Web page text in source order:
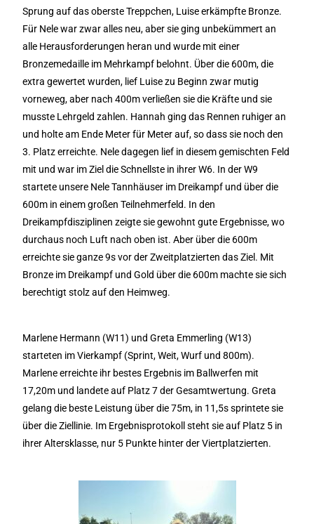
Sprung auf das oberste Treppchen, Luise erkämpfte Bronze.
Für Nele war zwar alles neu, aber sie ging unbekümmert an
alle Herausforderungen heran und wurde mit einer
Bronzemedaille im Mehrkampf belohnt. Über die 600m, die
extra gewertet wurden, lief Luise zu Beginn zwar mutig
vorneweg, aber nach 400m verließen sie die Kräfte und sie
musste Lehrgeld zahlen. Hannah ging das Rennen ruhiger an
und holte am Ende Meter für Meter auf, so dass sie noch den
3. Platz erreichte. Nele dagegen lief in diesem gemischten Feld
mit und war im Ziel die Schnellste in ihrer W6. In der W9
startete unsere Nele Tannhäuser im Dreikampf und über die
600m in einem großen Teilnehmerfeld. In den
Dreikampfdisziplinen zeigte sie gewohnt gute Ergebnisse, wo
durchaus noch Luft nach oben ist. Aber über die 600m
erreichte sie ganze 9s vor der Zweitplatzierten das Ziel. Mit
Bronze im Dreikampf und Gold über die 600m machte sie sich
berechtigt stolz auf den Heimweg.
Marlene Hermann (W11) und Greta Emmerling (W13)
starteten im Vierkampf (Sprint, Weit, Wurf und 800m).
Marlene erreichte ihr bestes Ergebnis im Ballwerfen mit
17,20m und landete auf Platz 7 der Gesamtwertung. Greta
gelang die beste Leistung über die 75m, in 11,5s sprintete sie
über die Ziellinie. Im Ergebnisprotokoll steht sie auf Platz 5 in
ihrer Altersklasse, nur 5 Punkte hinter der Viertplatzierten.